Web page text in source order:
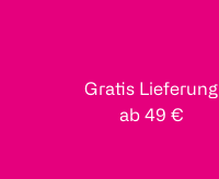
Gratis Lieferung
ab 49 €